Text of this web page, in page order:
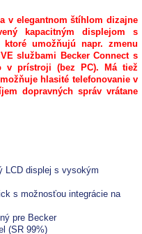
v elegantnom štíhlom dizajne
kapacitným displejom s
ktoré umožňujú napr. zmenu
službami Becker Connect s
v prístroji (bez PC). Má tiež
hlasité telefonovanie v
dopravných správ vrátane
LCD displej s vysokým
s možnosťou integrácie na
pre Becker
(SR 99%)